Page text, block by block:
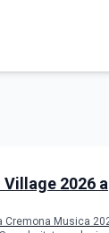
2026 a
Cremona Musica